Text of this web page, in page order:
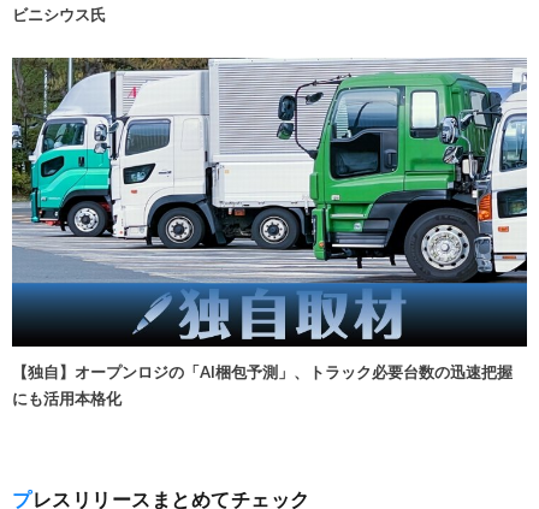
ビニシウス氏
【独自】オープンロジの「AI梱包予測」、トラック必要台数の迅速把握
にも活用本格化
プレスリリースまとめてチェック